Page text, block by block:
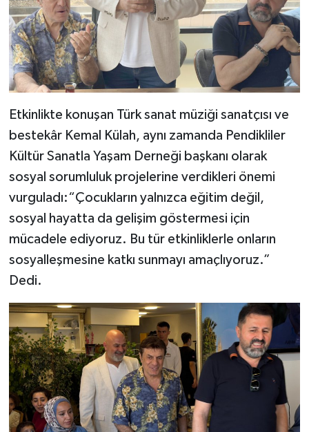
Etkinlikte konuşan Türk sanat müziği sanatçısı ve
bestekâr Kemal Külah, aynı zamanda Pendikliler
Kültür Sanatla Yaşam Derneği başkanı olarak
sosyal sorumluluk projelerine verdikleri önemi
vurguladı:“Çocukların yalnızca eğitim değil,
sosyal hayatta da gelişim göstermesi için
mücadele ediyoruz. Bu tür etkinliklerle onların
sosyalleşmesine katkı sunmayı amaçlıyoruz.”
Dedi.